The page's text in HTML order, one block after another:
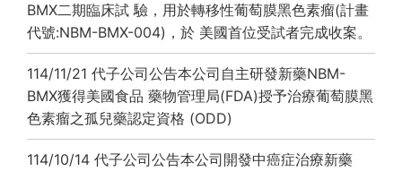
BMX二期臨床試 驗，用於轉移性葡萄膜黑色素瘤(計畫
代號:NBM-BMX-004)，於 美國首位受試者完成收案。
114/11/21 代子公司公告本公司自主研發新藥NBM-
BMX獲得美國食品 藥物管理局(FDA)授予治療葡萄膜黑
色素瘤之孤兒藥認定資格 (ODD)
114/10/14 代子公司公告本公司開發中癌症治療新藥